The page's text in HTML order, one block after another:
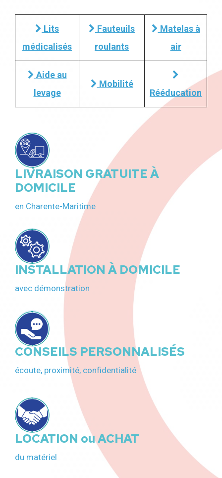
Lits
médicalisés
Fauteuils
roulants
Matelas à
air
Aide au
levage
Mobilité
Rééducation
LIVRAISON GRATUITE À
DOMICILE
en Charente-Maritime
INSTALLATION À DOMICILE
avec démonstration
CONSEILS PERSONNALISÉS
écoute, proximité, confidentialité
LOCATION ou ACHAT
du matériel